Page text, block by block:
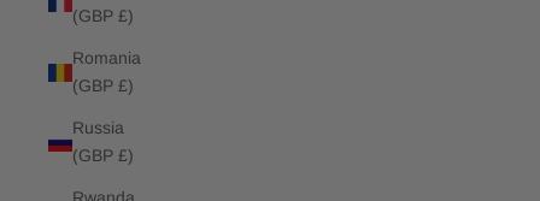
(GBP £)
Romania
(GBP £)
Russia
(GBP £)